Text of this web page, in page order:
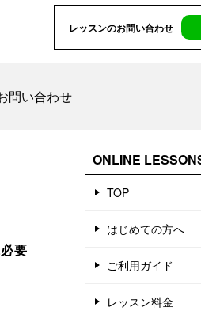
レッスンのお問い合わせ
問い合わせ
要
ONLINE
TOP
はじめての方へ
ご利用ガイド
レッスン料金